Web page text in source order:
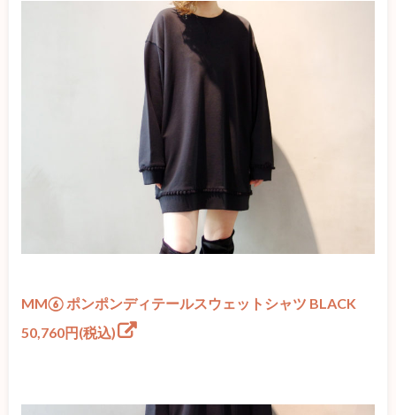
MM⑥ ポンポンディテールスウェットシャツ BLACK
50,760円(税込)